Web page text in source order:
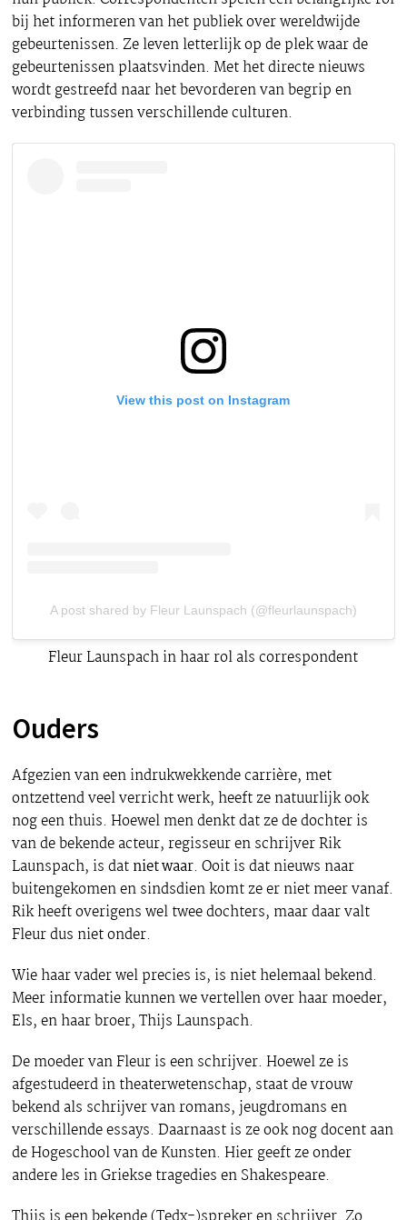
bij het informeren van het publiek over wereldwijde
gebeurtenissen. Ze leven letterlijk op de plek waar de
gebeurtenissen plaatsvinden. Met het directe nieuws
wordt gestreefd naar het bevorderen van begrip en
verbinding tussen verschillende culturen.
View this post on Instagram
A post shared by Fleur Launspach (@fleurlaunspach)
Fleur Launspach in haar rol als correspondent
Ouders
Afgezien van een indrukwekkende carrière, met
ontzettend veel verricht werk, heeft ze natuurlijk ook
nog een thuis. Hoewel men denkt dat ze de dochter is
van de bekende acteur, regisseur en schrijver Rik
Launspach, is dat niet waar. Ooit is dat nieuws naar
buitengekomen en sindsdien komt ze er niet meer vanaf.
Rik heeft overigens wel twee dochters, maar daar valt
Fleur dus niet onder.
Wie haar vader wel precies is, is niet helemaal bekend.
Meer informatie kunnen we vertellen over haar moeder,
Els, en haar broer, Thijs Launspach.
De moeder van Fleur is een schrijver. Hoewel ze is
afgestudeerd in theaterwetenschap, staat de vrouw
bekend als schrijver van romans, jeugdromans en
verschillende essays. Daarnaast is ze ook nog docent aan
de Hogeschool van de Kunsten. Hier geeft ze onder
andere les in Griekse tragedies en Shakespeare.